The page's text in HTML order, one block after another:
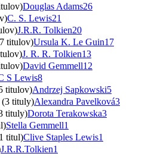
Douglas Adams26
C. S. Lewis21
J.R.R. Tolkien20
titulov)Ursula K. Le Guin17
J. R. R. Tolkien13
David Gemmell12
S Lewis8
titulov)Andrzej Sapkowski5
(3 tituly)Alexandra Pavelková3
tituly)Dorota Terakowska3
Stella Gemmell1
titul)Clive Staples Lewis1
J.R.R.Tolkien1